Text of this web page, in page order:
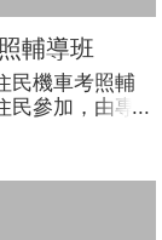
輔導班
民機車考照輔
民參加，由專
媽安心騎機車
照輔導班，上